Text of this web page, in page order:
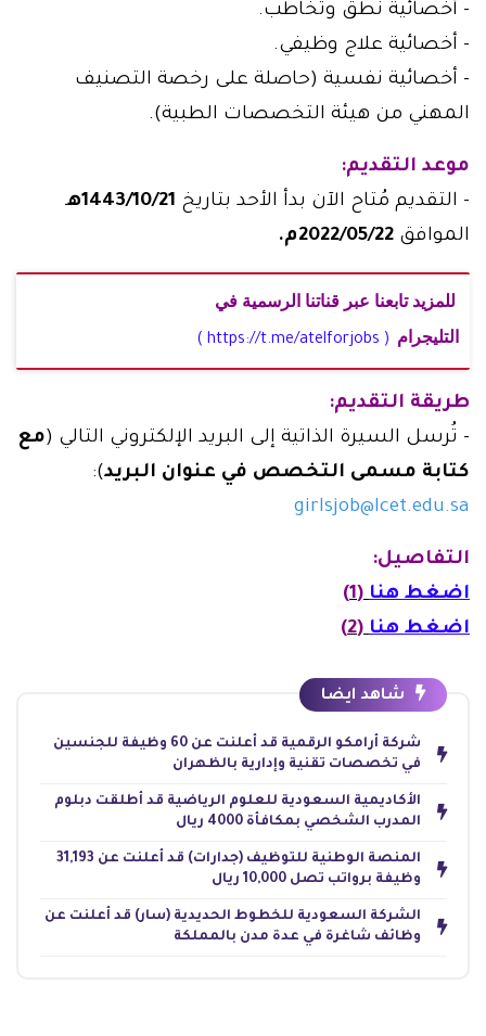
- أخصائية نطق وتخاطب.
- أخصائية علاج وظيفي.
- أخصائية نفسية (حاصلة على رخصة التصنيف
المهني من هيئة التخصصات الطبية).
موعد التقديم:
- التقديم مُتاح الآن بدأ الأحد بتاريخ 1443/10/21ه
ـ
الموافق 2022/05/22م.
للمزيد تابعنا عبر قناتنا الرسمية في
التليجرام ( https://t.me/atelforjobs )
طريقة التقديم:
- تُرسل السيرة الذاتية إلى البريد الإلكتروني التالي (مع
كتابة مسمى التخصص في عنوان البريد):
girlsjob@Icet.edu.sa
التفاصيل:
اضغط هنا (1)
اضغط هنا (2)
شاهد ايضا
شركة أرامكو الرقمية قد أعلنت عن 60 وظيفة للجنسين
في تخصصات تقنية وإدارية بالظهران
الأكاديمية السعودية للعلوم الرياضية قد أطلقت دبلوم
المدرب الشخصي بمكافأة 4000 ريال
المنصة الوطنية للتوظيف (جدارات) قد أعلنت عن 31,193
وظيفة برواتب تصل 10,000 ريال
الشركة السعودية للخطوط الحديدية (سار) قد أعلنت عن
وظائف شاغرة في عدة مدن بالمملكة